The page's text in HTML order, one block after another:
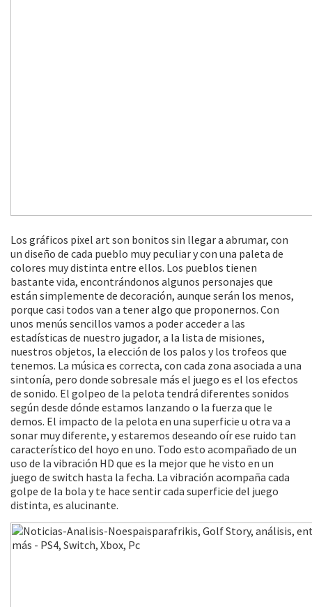
Los gráficos pixel art son bonitos sin llegar a abrumar, con
un diseño de cada pueblo muy peculiar y con una paleta de
colores muy distinta entre ellos. Los pueblos tienen
bastante vida, encontrándonos algunos personajes que
están simplemente de decoración, aunque serán los menos,
porque casi todos van a tener algo que proponernos. Con
unos menús sencillos vamos a poder acceder a las
estadísticas de nuestro jugador, a la lista de misiones,
nuestros objetos, la elección de los palos y los trofeos que
tenemos. La música es correcta, con cada zona asociada a una
sintonía, pero donde sobresale más el juego es el los efectos
de sonido. El golpeo de la pelota tendrá diferentes sonidos
según desde dónde estamos lanzando o la fuerza que le
demos. El impacto de la pelota en una superficie u otra va a
sonar muy diferente, y estaremos deseando oír ese ruido tan
característico del hoyo en uno. Todo esto acompañado de un
uso de la vibración HD que es la mejor que he visto en un
juego de switch hasta la fecha. La vibración acompaña cada
golpe de la bola y te hace sentir cada superficie del juego
distinta, es alucinante.